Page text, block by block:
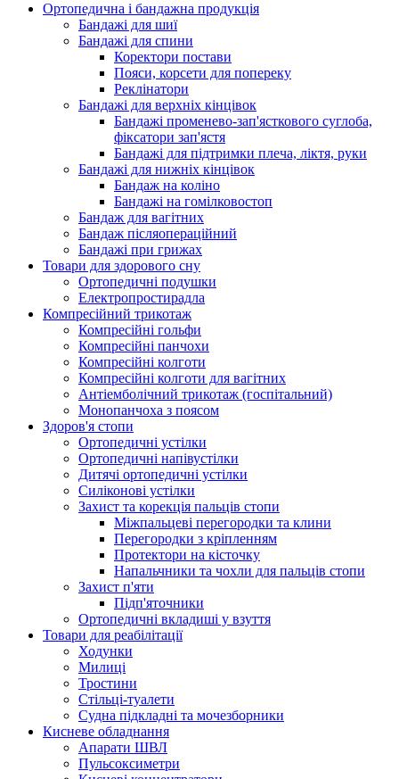
Ортопедична і бандажна продукція
Бандажі для шиї
Бандажі для спини
Коректори постави
Пояси, корсети для попереку
Реклінатори
Бандажі для верхніх кінцівок
Бандажі променево-зап'ясткового суглоба,
фіксатори зап'ястя
Бандажі для підтримки плеча, ліктя, руки
Бандажі для нижніх кінцівок
Бандаж на коліно
Бандажі на гомілковостоп
Бандаж для вагітних
Бандаж післяопераційний
Бандажі при грижах
Товари для здорового сну
Ортопедичні подушки
Електропростирадла
Компресійний трикотаж
Компресійні гольфи
Компресійні панчохи
Компресійні колготи
Компресійні колготи для вагітних
Антіемболічний трикотаж (госпітальний)
Монопанчоха з поясом
Здоров'я стопи
Ортопедичні устілки
Ортопедичні напівустілки
Дитячі ортопедичні устілки
Силіконові устілки
Захист та корекція пальців стопи
Міжпальцеві перегородки та клини
Перегородки з кріпленням
Протектори на кісточку
Напальчники та чохли для пальців стопи
Захист п'яти
Підп'яточники
Ортопедичні вкладиші у взуття
Товари для реабілітації
Ходунки
Милиці
Тростини
Стільці-туалети
Судна підкладні та мочезборники
Кисневе обладнання
Апарати ШВЛ
Пульсоксиметри